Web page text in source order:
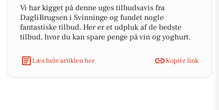
Vi har kigget på denne uges tilbudsavis fra
DagliBrugsen i Svinninge og fundet nogle
fantastiske tilbud. Her er et udpluk af de bedste
tilbud, hvor du kan spare penge på vin og yoghurt.
Læs hele artiklen her Kopiér link